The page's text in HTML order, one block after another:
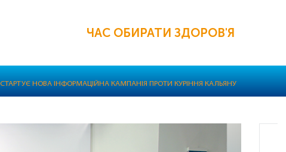
ЧАС ОБИРАТИ ЗДОРОВ'Я
СТАРТУЄ НОВА ІНФОРМАЦІЙНА КАМПАНІЯ ПРОТИ КУРІННЯ КАЛЬЯНУ